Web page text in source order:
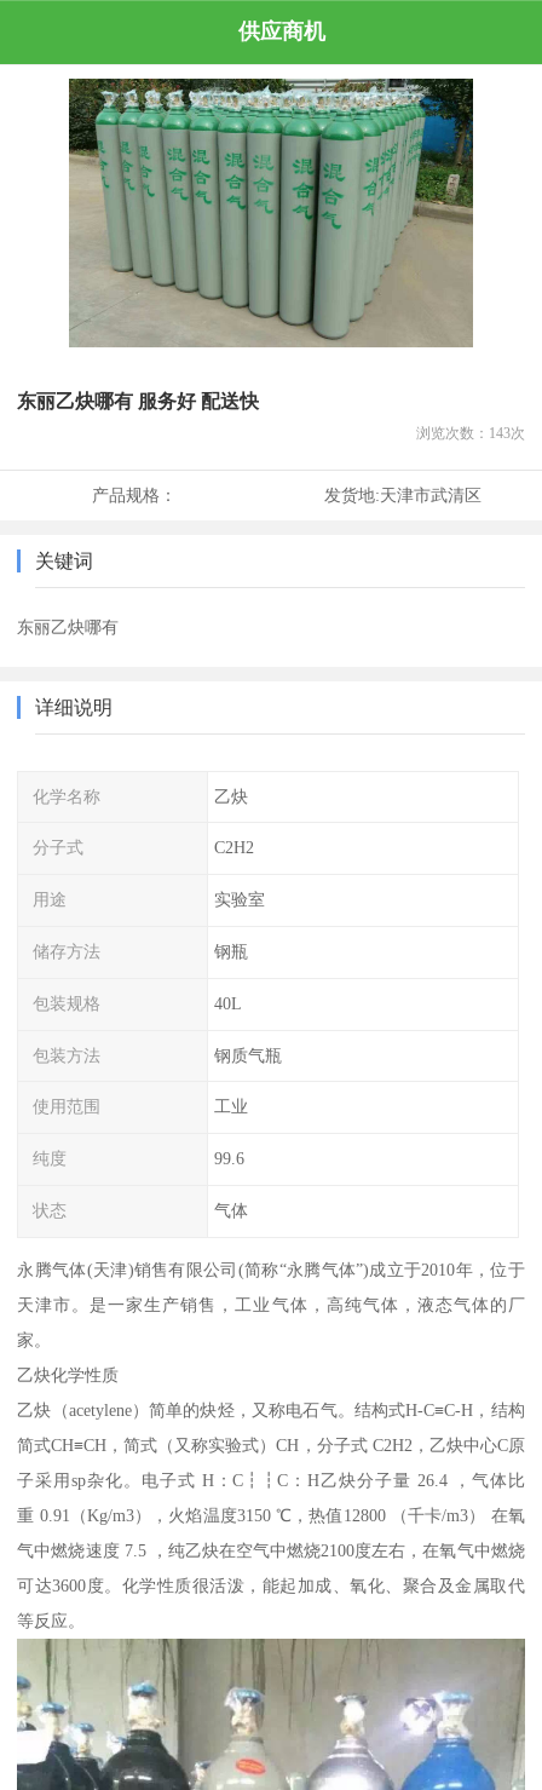
供应商机
东丽乙炔哪有 服务好 配送快
浏览次数： 143次
产品规格： 发货地:天津市武清区
关键词
东丽乙炔哪有
详细说明
化学名称 乙炔
分子式 C2H2
用途 实验室
储存方法 钢瓶
包装规格 40L
包装方法 钢质气瓶
使用范围 工业
纯度 99.6
状态 气体
永腾气体(天津)销售有限公司(简称“永腾气体”)成立于2010年，位于
天津市。是一家生产销售，工业气体，高纯气体，液态气体的厂
家。
乙炔化学性质
乙炔（acetylene）简单的炔烃，又称电石气。结构式H-C≡C-H，结构
简式CH≡CH，简式（又称实验式）CH，分子式 C2H2，乙炔中心C原
子采用sp杂化。电子式 H：C┇┇C：H乙炔分子量 26.4 ，气体比
重 0.91（Kg/m3），火焰温度3150 ℃，热值12800 （千卡/m3） 在氧
气中燃烧速度 7.5 ，纯乙炔在空气中燃烧2100度左右，在氧气中燃烧
可达3600度。化学性质很活泼，能起加成、氧化、聚合及金属取代
等反应。